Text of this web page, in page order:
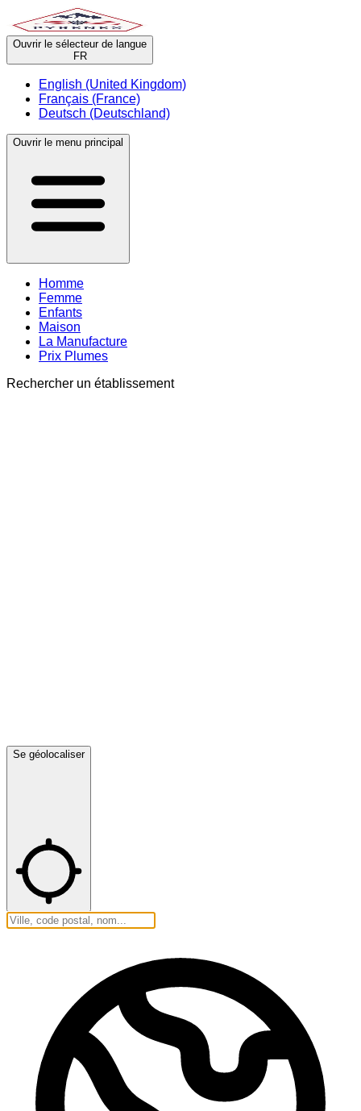
Ouvrir le sélecteur de langue
FR
English (United Kingdom)
Français (France)
Deutsch (Deutschland)
Ouvrir le menu principal
Homme
Femme
Enfants
Maison
La Manufacture
Prix Plumes
Rechercher un établissement
Se géolocaliser